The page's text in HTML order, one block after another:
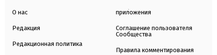
О нас
Редакция
Редакционная политика
приложения
Соглашение пользователя
Сообщества
Правила комментирования